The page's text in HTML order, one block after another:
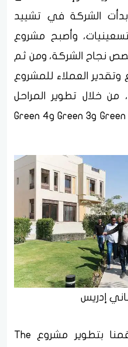
بدأت الشركة في تشييد
وأصبح مشروع
أهم قصص نجاح الشركة، ومن ثم
وتقدير العملاء للمشروع
من خلال تطوير المراحل
التالية من المشروع، وهي Green 2 وGreen 3 وGreen 4
إدريس
واستكمل قائلًا: «من ثم قمنا بتطوير مشروع The